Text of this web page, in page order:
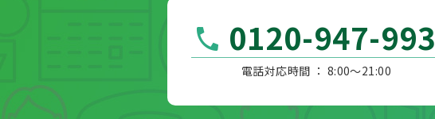
0120-947-993
電話対応時間 ： 8:00～21:00